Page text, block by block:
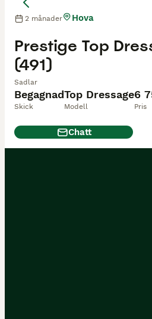
Begagnad
Skick
Top Dressage
Modell
6
Pris
Prestige Top
(491)
Sadlar
2 månader Hova
Chatt